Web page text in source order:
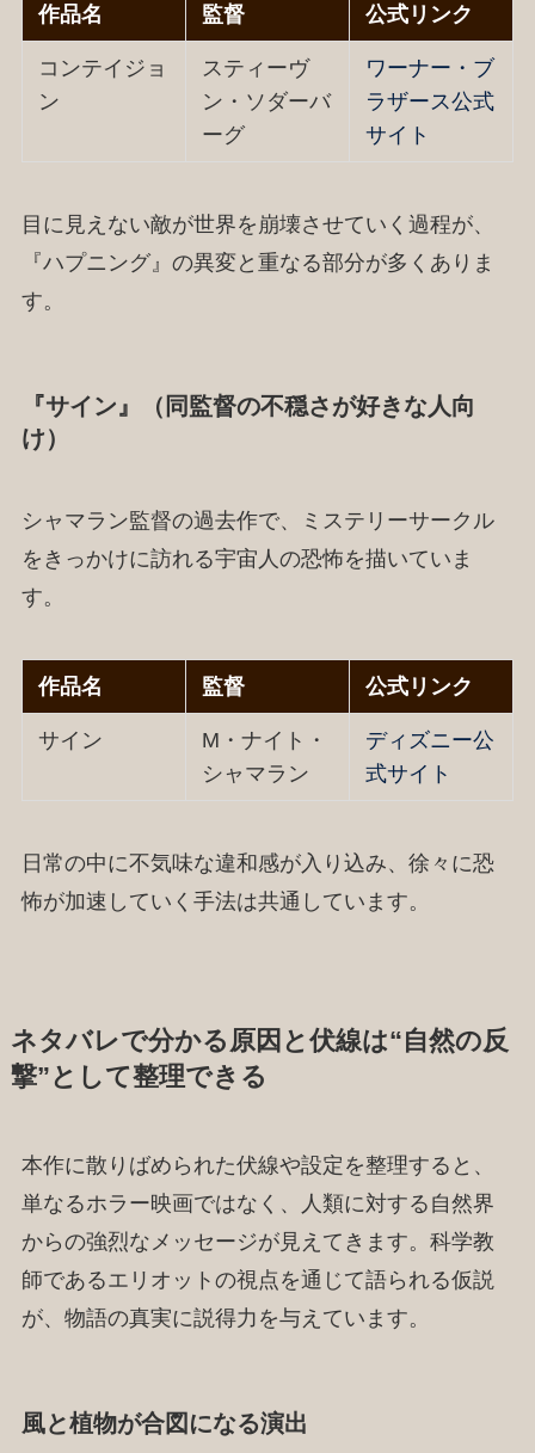
作品名 監督 公式リンク
コンテイジョ
ン
スティーヴ
ン・ソダーバ
ーグ
ワーナー・ブ
ラザース公式
サイト
目に見えない敵が世界を崩壊させていく過程が、
『ハプニング』の異変と重なる部分が多くありま
す。
『サイン』（同監督の不穏さが好きな人向
け）
シャマラン監督の過去作で、ミステリーサークル
をきっかけに訪れる宇宙人の恐怖を描いていま
す。
作品名 監督 公式リンク
サイン
M・ナイト・
シャマラン
ディズニー公
式サイト
日常の中に不気味な違和感が入り込み、徐々に恐
怖が加速していく手法は共通しています。
ネタバレで分かる原因と伏線は“自然の反
撃”として整理できる
本作に散りばめられた伏線や設定を整理すると、
単なるホラー映画ではなく、人類に対する自然界
からの強烈なメッセージが見えてきます。科学教
師であるエリオットの視点を通じて語られる仮説
が、物語の真実に説得力を与えています。
風と植物が合図になる演出